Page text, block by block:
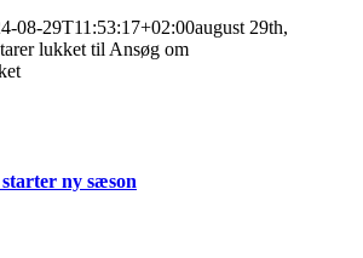
08-29T11:53:17+02:00august 29th,
lukket til Ansøg om
ny sæson